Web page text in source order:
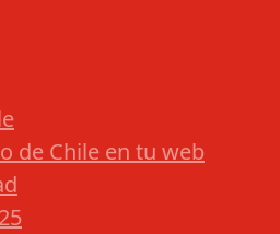
de Chile en tu web